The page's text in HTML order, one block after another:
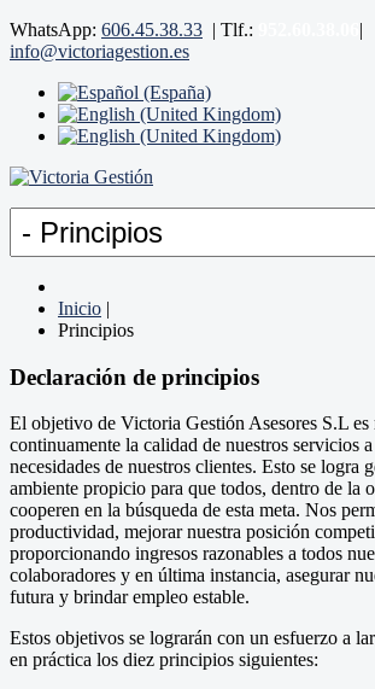
WhatsApp: 606.45.38.33 | Tlf.:
|
info@victoriagestion.es
Inicio |
Principios
Declaración de principios
El objetivo de Victoria Gestión Asesores S.L es
continuamente la calidad de nuestros servicios
necesidades de nuestros clientes. Esto se logra
ambiente propicio para que todos, dentro de la
cooperen en la búsqueda de esta meta. Nos
productividad, mejorar nuestra posición
proporcionando ingresos razonables a todos
colaboradores y en última instancia, asegurar
futura y brindar empleo estable.
Estos objetivos se lograrán con un esfuerzo a
en práctica los diez principios siguientes: